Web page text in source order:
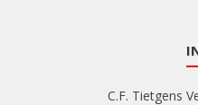
C.F. Tietgens